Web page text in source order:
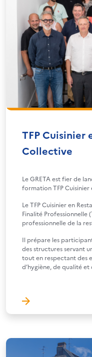
TFP Cuisinier
Collective
Le GRETA est fier de
formation TFP
Le TFP Cuisinier en
Finalité Professionnelle
professionnelle de la
Il prépare les
des structures servant
tout en respectant des
d’hygiène, de qualité et